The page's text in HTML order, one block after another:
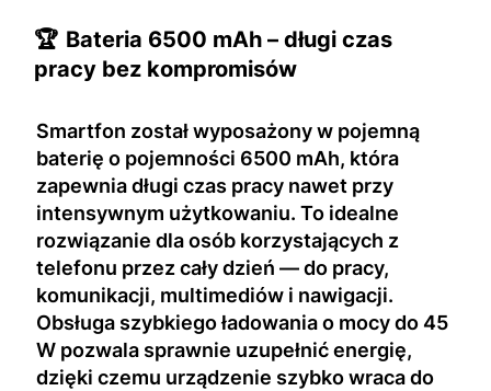
🏆 Bateria 6500 mAh – długi czas
pracy bez kompromisów
Smartfon został wyposażony w pojemną
baterię o pojemności 6500 mAh, która
zapewnia długi czas pracy nawet przy
intensywnym użytkowaniu. To idealne
rozwiązanie dla osób korzystających z
telefonu przez cały dzień — do pracy,
komunikacji, multimediów i nawigacji.
Obsługa szybkiego ładowania o mocy do 45
W pozwala sprawnie uzupełnić energię,
dzięki czemu urządzenie szybko wraca do